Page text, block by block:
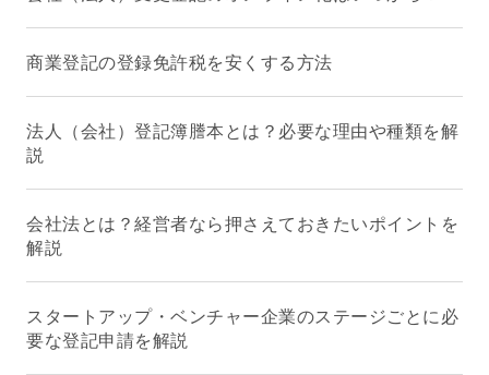
商業登記の登録免許税を安くする方法
法人（会社）登記簿謄本とは？必要な理由や種類を解
説
会社法とは？経営者なら押さえておきたいポイントを
解説
スタートアップ・ベンチャー企業のステージごとに必
要な登記申請を解説